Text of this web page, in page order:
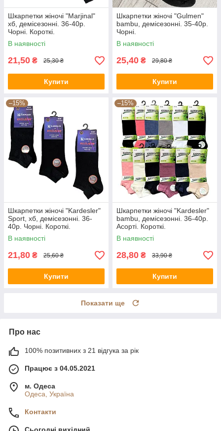
Шкарпетки жіночі "Marjinal"
хб, демісезонні. 36-40р.
Чорні. Короткі.
В наявності
21,50 ₴ 25,30 ₴
Купити
Шкарпетки жіночі "Gulmen"
bambu, демісезонні. 35-40р.
Чорні.
В наявності
25,40 ₴ 29,80 ₴
Купити
–15%
Шкарпетки жіночі "Kardesler"
Sport, хб, демісезонні. 36-
40р. Чорні. Короткі.
В наявності
21,80 ₴ 25,60 ₴
Купити
–15%
Шкарпетки жіночі "Kardesler"
bambu, демісезонні. 36-40р.
Асорті. Короткі.
В наявності
28,80 ₴ 33,90 ₴
Купити
Показати ще
Про нас
100% позитивних з 21 відгука за рік
Працює з 04.05.2021
м. Одеса
Одеса, Україна
Контакти